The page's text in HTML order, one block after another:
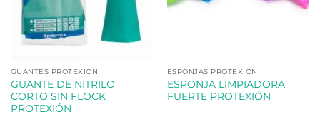
GUANTES PROTEXION
GUANTE DE NITRILO
CORTO SIN FLOCK
PROTEXIÓN
ESPONJAS PROTEXION
ESPONJA LIMPIADORA
FUERTE PROTEXIÓN